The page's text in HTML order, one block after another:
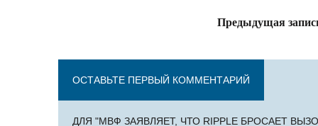
Предыдущая
ОСТАВЬТЕ ПЕРВЫЙ КОММЕНТАРИЙ
ДЛЯ "МВФ ЗАЯВЛЯЕТ, ЧТО RIPPLE БРОСАЕТ